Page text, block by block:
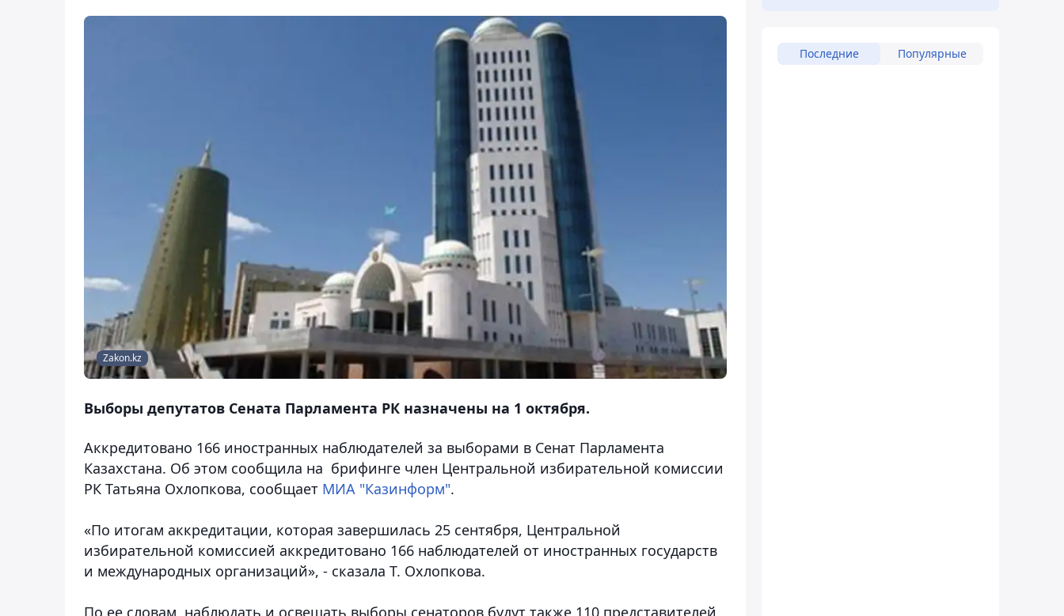
Zakon.kz
Выборы депутатов Сената Парламента РК назначены на 1 октября.
Аккредитовано 166 иностранных наблюдателей за выборами в Сенат Парламента
Казахстана. Об этом сообщила на брифинге член Центральной избирательной комиссии
РК Татьяна Охлопкова, сообщает МИА "Казинформ".
«По итогам аккредитации, которая завершилась 25 сентября, Центральной
избирательной комиссией аккредитовано 166 наблюдателей от иностранных государств
и международных организаций», - сказала Т. Охлопкова.
По ее словам, наблюдать и освещать выборы сенаторов будут также 110 представителей
Последние Популярные